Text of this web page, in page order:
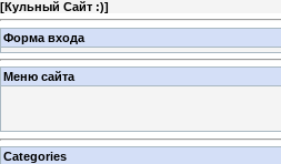
[Кульный Сайт :)]
Форма входа
Меню сайта
Categories